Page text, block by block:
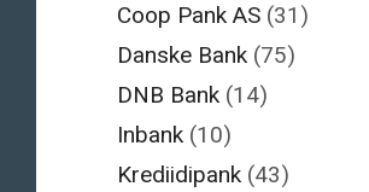
Coop Pank AS (31)
Danske Bank (75)
DNB Bank (14)
Inbank (10)
Krediidipank (43)